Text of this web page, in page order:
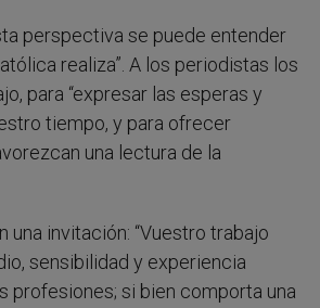
perspectiva se puede entender
realiza”. A los periodistas los
para “expresar las esperas y
tiempo, y para ofrecer
una lectura de la
una invitación: “Vuestro trabajo
sensibilidad y experiencia
profesiones; si bien comporta una